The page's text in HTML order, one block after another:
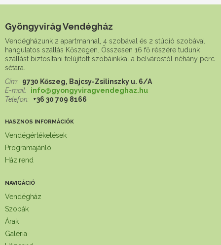
Gyöngyvirág Vendégház
Vendégházunk 2 apartmannal, 4 szobával és 2 stúdió szobával
hangulatos szállás Kőszegen. Összesen 16 fő részére tudunk
szállást biztosítani felújított szobáinkkal a belvárostól néhány perc
sétára.
Cím:
9730 Kőszeg, Bajcsy-Zsilinszky u. 6/A
E-mail:
info@gyongyviragvendeghaz.hu
Telefon:
+36 30 709 8166
HASZNOS INFORMÁCIÓK
Vendégértékelések
Programajánló
Házirend
NAVIGÁCIÓ
Vendégház
Szobák
Árak
Galéria